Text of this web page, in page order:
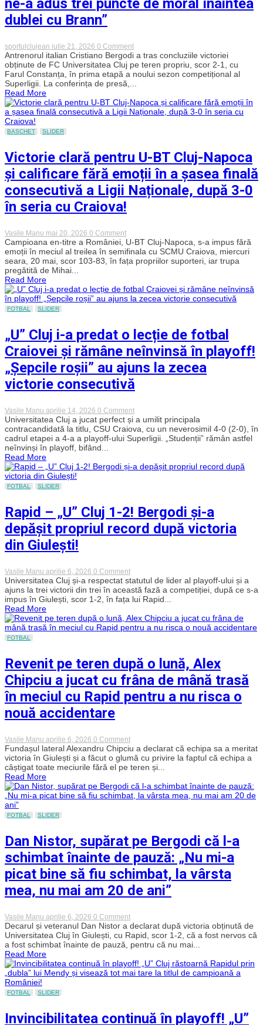
victorie
ne-a adus trei puncte de moral înaintea
dublei cu Brann”
sportulclujean iulie 21, 2026 0 Commenton
Bergodi,
după
debutul
cu
victorie
noul
sezon
adus
trei
puncte
de
moral
Antrenorul italian Cristiano Bergodi a tras concluziile victoriei
obținute de FC Universitatea Cluj pe teren propriu, scor 2-1, cu
Farul Constanța, în prima etapă a noului sezon competițional al
Superligii. La conferința de presă,...
Read More
BASCHET SLIDER
Victorie clară pentru U-BT Cluj-Napoca
și calificare fără emoții în a șasea finală
consecutivă a Ligii Naționale, după 3-0
în seria cu Craiova!
Vasile Manu mai 20, 2026 0 Commenton
Victorie
clară
pentru
U-
Napoca
și
în
a
șasea
finală
consecutivă
a
Ligii
Naționale,
0
în
seria
cu
Campioana en-titre a României, U-BT Cluj-Napoca, s-a impus fără
emoții în meciul al treilea în semifinala cu SCMU Craiova, miercuri
seara, 20 mai, scor 103-83, în fața propriilor suporteri, iar trupa
pregătită de Mihai...
Read More
FOTBAL SLIDER
„U” Cluj i-a predat o lecție de fotbal
Craiovei și rămâne neînvinsă în playoff!
„Șepcile roșii” au ajuns la zecea
victorie consecutivă
Vasile Manu aprilie 14, 2026 0 Commenton
„U”
Cluj
i-
a
lecție
rămâne
neînvinsă
în
playoff!
zecea
victorie
consecutivă
Universitatea Cluj a jucat perfect și a umilit principala
contracandidată la titlu, CSU Craiova, cu un neverosimil 4-0 (2-0), în
cadrul etapei a 4-a a playoff-ului Superligii. „Studenții” rămân astfel
neînvinși în playoff, bifând...
Read More
FOTBAL SLIDER
Rapid – „U” Cluj 1-2! Bergodi și-a
depășit propriul record după victoria
din Giulești!
Vasile Manu aprilie 6, 2026 0 Commenton
Rapid
–
„U”
Cluj
2!
Bergodi
propriul
record
după
victoria
din
Giulești!
Universitatea Cluj și-a respectat statutul de lider al playoff-ului și a
ajuns la trei victorii din trei în această fază a competiției, după ce s-a
impus în Giulești, scor 1-2, în fața lui Rapid...
Read More
FOTBAL
Revenit pe teren după o lună, Alex
Chipciu a jucat cu frâna de mână trasă
în meciul cu Rapid pentru a nu risca o
nouă accidentare
Vasile Manu aprilie 6, 2026 0 Commenton
Revenit
pe
teren
după
lună,
Alex
frâna
de
mână
trasă
în
meciul
cu
Rapid
nu
risca
o
nouă
Fundașul lateral Alexandru Chipciu a declarat că echipa sa a meritat
victoria în Giulești și a făcut o glumă cu privire la faptul că echipa a
câștigat toate meciurile fără el pe teren și...
Read More
FOTBAL SLIDER
Dan Nistor, supărat pe Bergodi că l-a
schimbat înainte de pauză: „Nu mi-a
picat bine să fiu schimbat, la vârsta
mea, nu mai am 20 de ani”
Vasile Manu aprilie 6, 2026 0 Commenton
Dan
Nistor,
supărat
pe
că
l-
pauză:
„Nu
Decarul și veteranul Dan Nistor a declarat după victoria obținută de
Universitatea Cluj în Giulești, cu Rapid, scor 1-2, că a fost nervos că
a fost schimbat înainte de pauză, pentru că nu mai...
Read More
FOTBAL SLIDER
Invincibilitatea continuă în playoff! „U”